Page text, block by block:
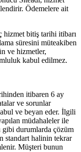
Ödemelere ait
hizmet bitiş tarihi itibarı
süresini müteakiben
ve hizmetler,
kabul edilmez.
itibaren 6 ay
ve sorunlar
ve beyan eder. İlgili
müdahaleler ile
gibi durumlarda çözüm
standart halinin tekrar
Müşteri bunun